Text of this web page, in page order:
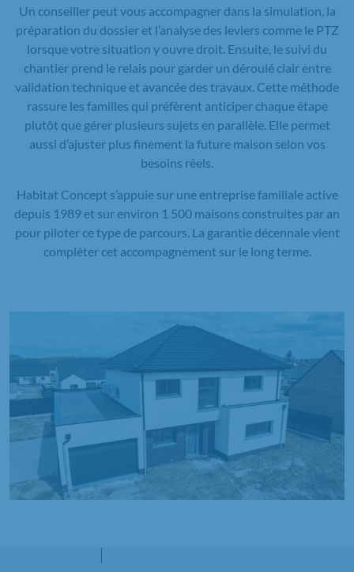
Un conseiller peut vous accompagner dans la simulation, la
préparation du dossier et l’analyse des leviers comme le PTZ
lorsque votre situation y ouvre droit. Ensuite, le suivi du
chantier prend le relais pour garder un déroulé clair entre
validation technique et avancée des travaux. Cette méthode
rassure les familles qui préfèrent anticiper chaque étape
plutôt que gérer plusieurs sujets en parallèle. Elle permet
aussi d’ajuster plus finement la future maison selon vos
besoins réels.
Habitat Concept s’appuie sur une entreprise familiale active
depuis 1989 et sur environ 1 500 maisons construites par an
pour piloter ce type de parcours. La garantie décennale vient
compléter cet accompagnement sur le long terme.